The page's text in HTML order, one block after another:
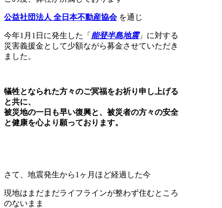
公益社団法人 全日本不動産協会を通じ
今年1月1日に発生した「 能登半島地震」に対する
災害義援金として少額ながら募金させていただき
ました。
犠牲となられた方々のご冥福をお祈り申し上げる
と共に、
被災地の一日も早い復興と、被災者の方々の安全
と健康を心より願っております。
さて、地震発生から1ヶ月ほど経過した今
現地はまだまだライフラインが整わず住むところ
のないまま